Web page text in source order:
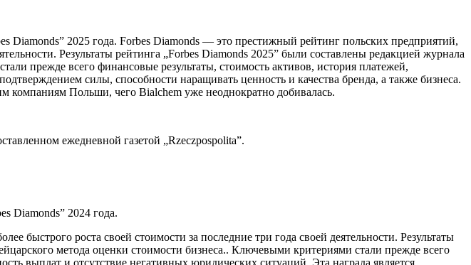
Diamonds” 2025 года. Forbes Diamonds — это престижный рейтинг польских предприятий,
Результаты рейтинга „Forbes Diamonds 2025” были составлены редакцией журнала
прежде всего финансовые результаты, стоимость активов, история платежей,
силы, способности наращивать ценность и качества бренда, а также бизнеса.
компаниям Польши, чего Bialchem уже неоднократно добивалась.
ежедневной газетой „Rzeczpospolita”.
Diamonds” 2024 года.
быстрого роста своей стоимости за последние три года своей деятельности. Результаты
метода оценки стоимости бизнеса.. Ключевыми критериями стали прежде всего